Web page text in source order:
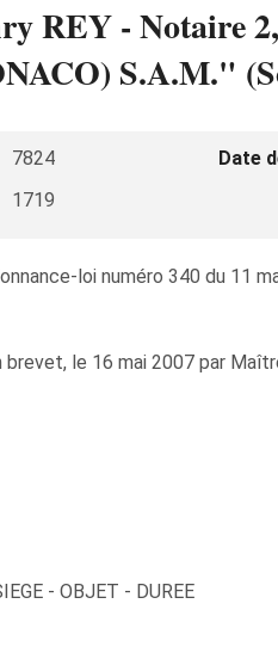
REY - Notaire
S.A.M."
7824 Date
1719
loi numéro 340 du 11
le 16 mai 2007 par
- OBJET - DUREE